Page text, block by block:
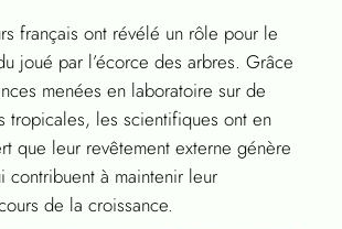
français ont révélé un rôle pour le
joué par l’écorce des arbres. Grâce
menées en laboratoire sur de
tropicales, les scientifiques ont en
que leur revêtement externe génère
contribuent à maintenir leur
de la croissance.